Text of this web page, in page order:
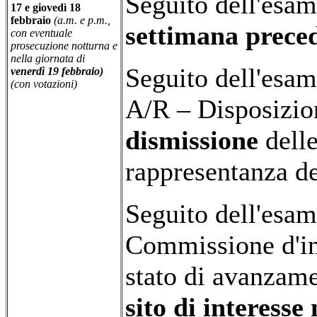
17 e giovedì 18
febbraio (a.m. e p.m.,
con eventuale
prosecuzione notturna e
nella giornata di
venerdì 19 febbraio)
(con votazioni)
settimana
Seguito
A/R –
dismissione
rappresentanza
Seguito
Commissione
stato di
sito di interesse